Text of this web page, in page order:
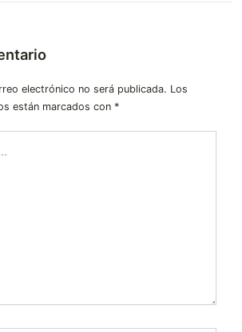
electrónico no será publicada. Los
están marcados con *